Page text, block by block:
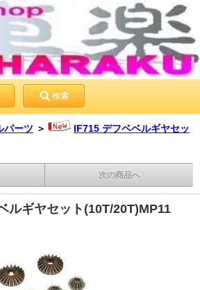
検索
パーツ ＞
IF715 デフベベルギヤセッ
次の商品へ
ルギヤセット(10T/20T)MP11